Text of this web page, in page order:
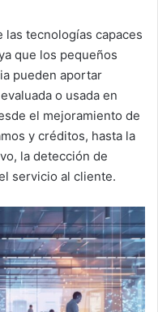
las tecnologías capaces
que los pequeños
pueden aportar
o usada en
el mejoramiento de
y créditos, hasta la
la detección de
servicio al cliente.